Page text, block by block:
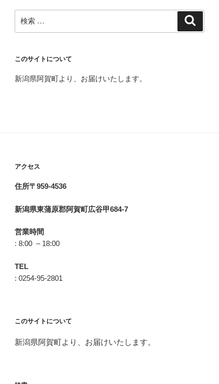
検
索:
このサイトについて
新潟県阿賀町より、お届けいたします。
アクセス
住所〒959-4536
新潟県東蒲原郡阿賀町広谷甲684-7
営業時間
: 8:00 – 18:00
TEL
: 0254-95-2801
このサイトについて
新潟県阿賀町より、お届けいたします。